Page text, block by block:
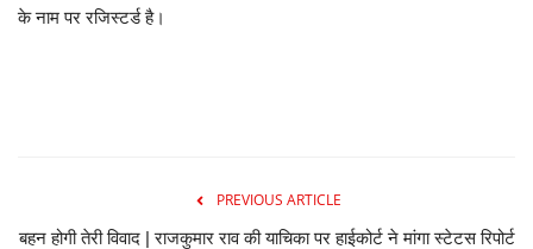
बिजनेस
के नाम पर रजिस्टर्ड है।
PREVIOUS ARTICLE
बहन होगी तेरी विवाद | राजकुमार राव की याचिका पर हाईकोर्ट ने मांगा स्टेटस रिपोर्ट